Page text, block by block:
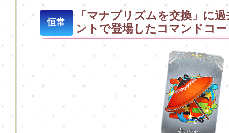
恒常
「マナプリズムを交換」に
ントで登場したコマンドコ